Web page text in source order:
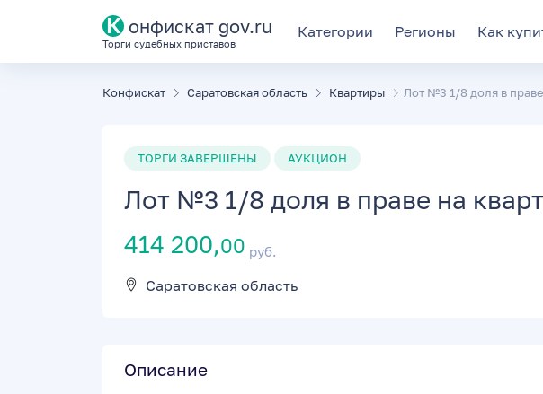
К онфискат gov.ru
Торги судебных приставов
Категории Регионы Как
Конфискат Саратовская область Квартиры Лот №3 1/8 доля в
ТОРГИ ЗАВЕРШЕНЫ АУКЦИОН
Лот №3 1/8 доля в праве на
414 200,00 руб.
Саратовская область
Описание